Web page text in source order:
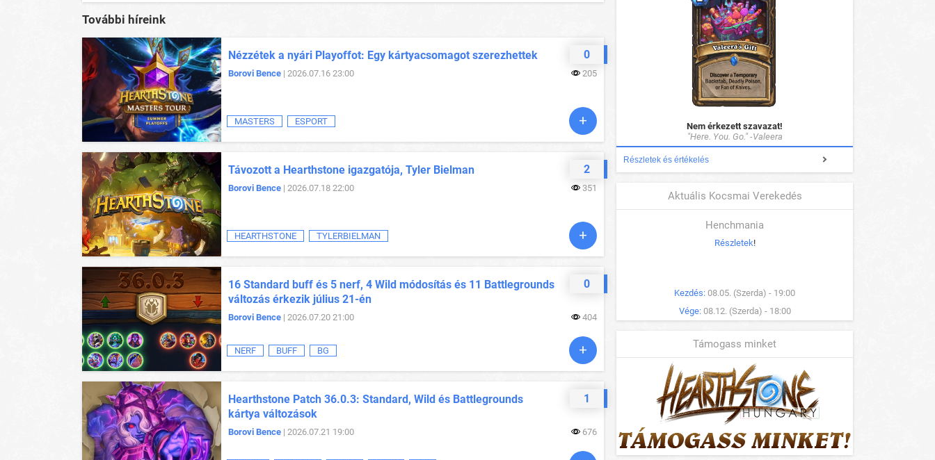
További híreink
0
Nézzétek a nyári Playoffot: Egy kártyacsomagot szerezhettek
Borovi Bence | 2026.07.16 23:00 205
MASTERS ESPORT
2
Távozott a Hearthstone igazgatója, Tyler Bielman
Borovi Bence | 2026.07.18 22:00 351
HEARTHSTONE TYLERBIELMAN
0
16 Standard buff és 5 nerf, 4 Wild módosítás és 11 Battlegrounds
változás érkezik július 21-én
Borovi Bence | 2026.07.20 21:00 404
NERF BUFF BG
1
Hearthstone Patch 36.0.3: Standard, Wild és Battlegrounds
kártya változások
Borovi Bence | 2026.07.21 19:00 676
Nem érkezett szavazat!
"Here. You. Go." -Valeera
Részletek és értékelés
Aktuális Kocsmai Verekedés
Henchmania
Részletek!
Kezdés: 08.05. (Szerda) - 19:00
Vége: 08.12. (Szerda) - 18:00
Támogass minket